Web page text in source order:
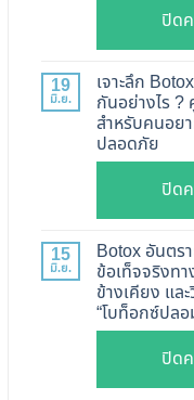
ปิด
19
มิ.ย.
เจาะลึก
กันอย่างไร
สำหรับคนอย
ปลอดภัย
ปิด
15
มิ.ย.
Botox อันตร
ข้อเท็จจริงท
ข้างเคียง แล
“โบท็อกซ์ปลอ
ปิด